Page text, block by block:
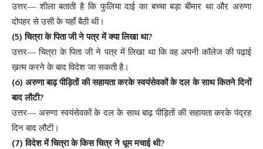
उत्तर— शीला बताती है कि फुलिया दाई का बच्चा बड़ा बीमार था और अरुणा
दोपहर से उसी के यहाँ बैठी थी।
(5)चित्रा के पिता जी ने पत्र में क्या लिखा था?
उत्तर— चित्रा के पिता जी ने पत्र में लिखा था कि वह अपनी कॉलेज की पढ़ाई
ख़त्म करने के बाद विदेश जा सकती है।
(6)अरुणा बाढ़ पीड़ितों की सहायता करके स्वयंसेवकों के दल के साथ कितने दिनों
बाद लौटी?
उत्तर— अरुणा स्वयंसेवकों के दल के साथ बाढ़ पीड़ितों की सहायता करके पंद्रह
दिन बाद लौटी।
(7)विदेश में चित्रा के किस चित्र ने धूम मचाई थी?